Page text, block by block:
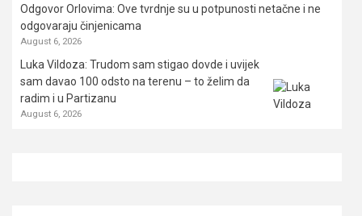
Odgovor Orlovima: ​Ove tvrdnje su u potpunosti netačne i ne
odgovaraju činjenicama
August 6, 2026
Luka Vildoza: Trudom sam stigao dovde i uvijek
sam davao 100 odsto na terenu – to želim da
radim i u Partizanu
August 6, 2026